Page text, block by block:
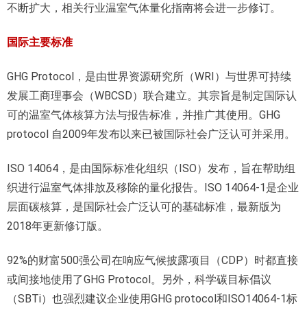
不断扩大，相关行业温室气体量化指南将会进一步修订。
国际主要标准
GHG Protocol，是由世界资源研究所（WRI）与世界可持续
发展工商理事会（WBCSD）联合建立。其宗旨是制定国际认
可的温室气体核算方法与报告标准，并推广其使用。GHG
protocol 自2009年发布以来已被国际社会广泛认可并采用。
ISO 14064，是由国际标准化组织（ISO）发布，旨在帮助组
织进行温室气体排放及移除的量化报告。ISO 14064-1是企业
层面碳核算，是国际社会广泛认可的基础标准，最新版为
2018年更新修订版。
92%的财富500强公司在响应气候披露项目（CDP）时都直接
或间接地使用了GHG Protocol。另外，科学碳目标倡议
（SBTi）也强烈建议企业使用GHG protocol和ISO14064-1标